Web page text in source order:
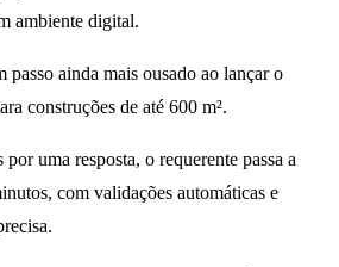
ambiente digital.
passo ainda mais ousado ao lançar o
construções de até 600 m².
por uma resposta, o requerente passa a
com validações automáticas e